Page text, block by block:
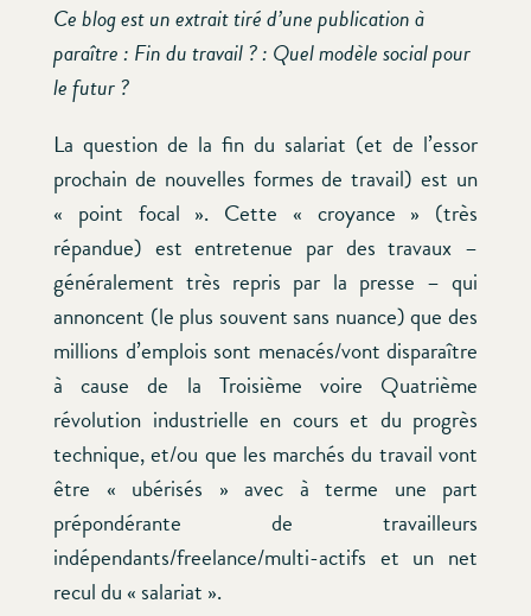
Ce blog est un extrait tiré d’une publication à
paraître : Fin du travail ? : Quel modèle social pour
le futur ?
La question de la fin du salariat (et de l’essor
prochain de nouvelles formes de travail) est un
« point focal ». Cette « croyance » (très
répandue) est entretenue par des travaux –
généralement très repris par la presse – qui
annoncent (le plus souvent sans nuance) que des
millions d’emplois sont menacés/vont disparaître
à cause de la Troisième voire Quatrième
révolution industrielle en cours et du progrès
technique, et/ou que les marchés du travail vont
être « ubérisés » avec à terme une part
prépondérante de travailleurs
indépendants/freelance/multi-actifs et un net
recul du « salariat ».